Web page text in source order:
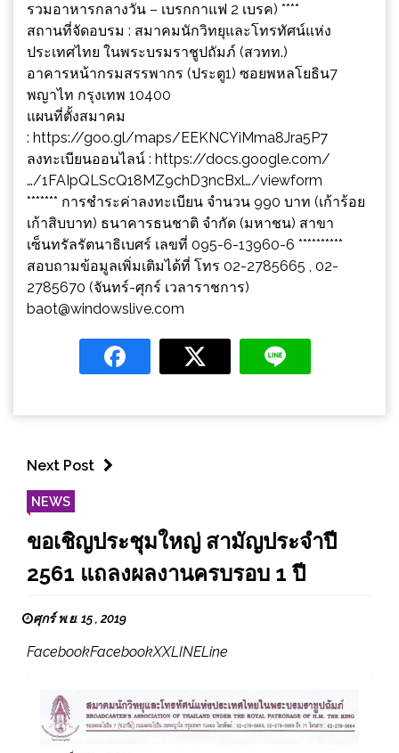
รวมอาหารกลางวัน – เบรกกาแฟ 2 เบรค) ****
สถานที่จัดอบรม : สมาคมนักวิทยุและโทรทัศน์แห่ง
ประเทศไทย ในพระบรมราชูปถัมภ์ (สวทท.)
อาคารหน้ากรมสรรพากร (ประตู1) ซอยพหลโยธิน7
พญาไท กรุงเทพ 10400
แผนที่ตั้งสมาคม
: https://goo.gl/maps/EEKNCYiMma8Jra5P7
ลงทะเบียนออนไลน์ : https://docs.google.com/
…/1FAIpQLScQ18MZ9chD3ncBxl…/viewform
******* การชำระค่าลงทะเบียน จำนวน 990 บาท (เก้าร้อย
เก้าสิบบาท) ธนาคารธนชาติ จำกัด (มหาชน) สาขา
เซ็นทรัลรัตนาธิเบศร์ เลขที่ 095-6-13960-6 **********
สอบถามข้อมูลเพิ่มเติมได้ที่ โทร 02-2785665 , 02-
2785670 (จันทร์-ศุกร์ เวลาราชการ)
baot@windowslive.com
Next Post
NEWS
ขอเชิญประชุมใหญ่ สามัญประจำปี
2561 แถลงผลงานครบรอบ 1 ปี
ศุกร์ พ.ย. 15 , 2019
FacebookFacebookXXLINELine